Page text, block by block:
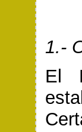
1.-
El